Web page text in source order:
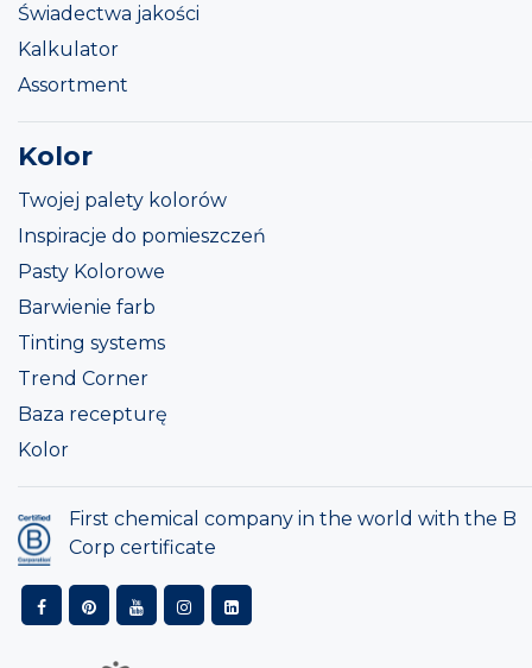
Świadectwa jakości
Kalkulator
Assortment
Kolor
Twojej palety kolorów
Inspiracje do pomieszczeń
Pasty Kolorowe
Barwienie farb
Tinting systems
Trend Corner
Baza recepturę
Kolor
First chemical company in the world with the B
Corp certificate